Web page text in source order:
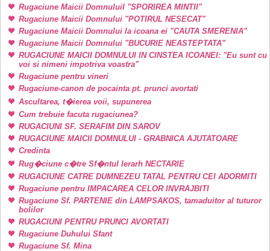
Rugaciune Maicii DomnuluiI "SPORIREA MINTII"
Rugaciune Maicii Domnului "POTIRUL NESECAT"
Rugaciune Maicii Domnului la icoana ei "CAUTA SMERENIA"
Rugaciune Maicii Domnului "BUCURIE NEASTEPTATA"
RUGACIUNE MAICII DOMNULUI IN CINSTEA ICOANEI: "Eu sunt cu
voi si nimeni impotriva voastra"
Rugaciune pentru vineri
Rugaciune-canon de pocainta pt. prunci avortati
Ascultarea, t�ierea voii, supunerea
Cum trebuie facuta rugaciunea?
RUGACIUNI SF. SERAFIM DIN SAROV
RUGACIUNE MAICII DOMNULUI - GRABNICA AJUTATOARE
Credinta
Rug�ciune c�tre Sf�ntul Ierarh NECTARIE
RUGACIUNE CATRE DUMNEZEU TATAL PENTRU CEI ADORMITI
Rugaciune pentru IMPACAREA CELOR INVRAJBITI
Rugaciune Sf. PARTENIE din LAMPSAKOS, tamaduitor al tuturor
bolilor
RUGACIUNI PENTRU PRUNCI AVORTATI
Rugaciune Duhului Sfant
Rugaciune Sf. Mina